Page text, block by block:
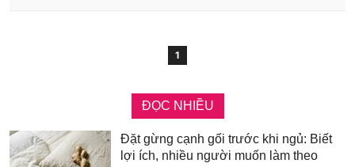
1
ĐỌC NHIỀU
Đặt gừng cạnh gối trước khi ngủ: Biết
lợi ích, nhiều người muốn làm theo